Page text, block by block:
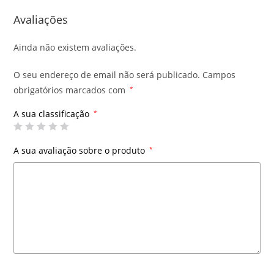
Avaliações
Ainda não existem avaliações.
O seu endereço de email não será publicado. Campos
obrigatórios marcados com
*
A sua classificação *
A sua avaliação sobre o produto *